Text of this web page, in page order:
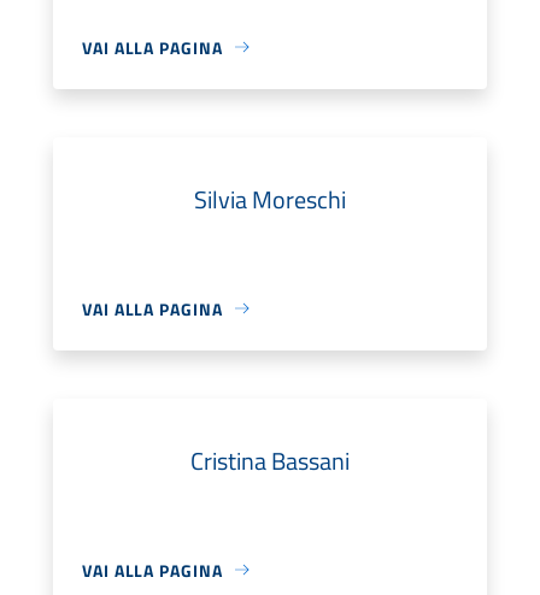
VAI ALLA PAGINA
Silvia Moreschi
VAI ALLA PAGINA
Cristina Bassani
VAI ALLA PAGINA